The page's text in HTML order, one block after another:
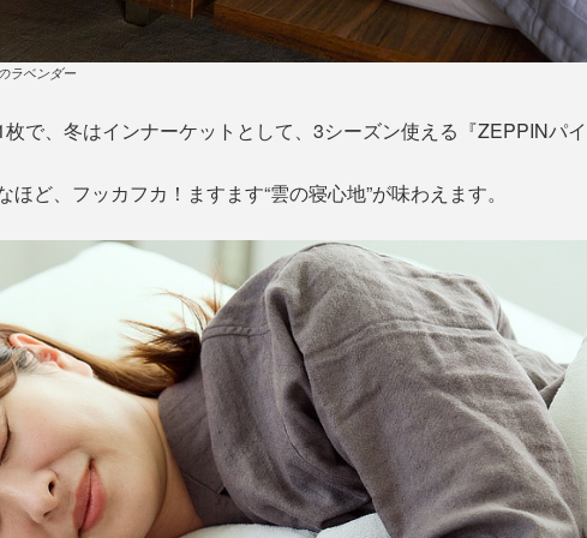
ラベンダー
で、冬はインナーケットとして、3シーズン使える『ZEPPINパ
ど、フッカフカ！ますます“雲の寝心地”が味わえます。